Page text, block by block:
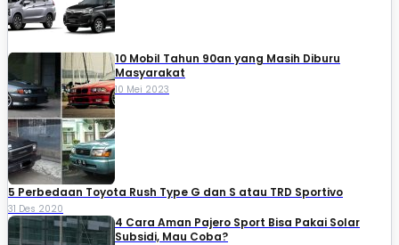
10 Mobil Tahun 90an yang Masih Diburu
Masyarakat
10 Mei 2023
5 Perbedaan Toyota Rush Type G dan S atau TRD Sportivo
31 Des 2020
4 Cara Aman Pajero Sport Bisa Pakai Solar
Subsidi, Mau Coba?